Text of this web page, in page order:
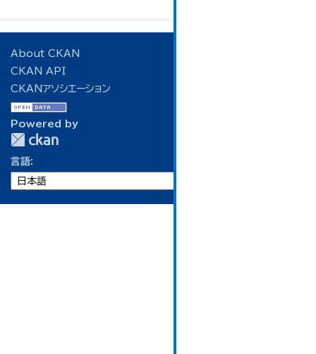
About CKAN
CKAN API
CKANアソシエーション
Powered by
言語